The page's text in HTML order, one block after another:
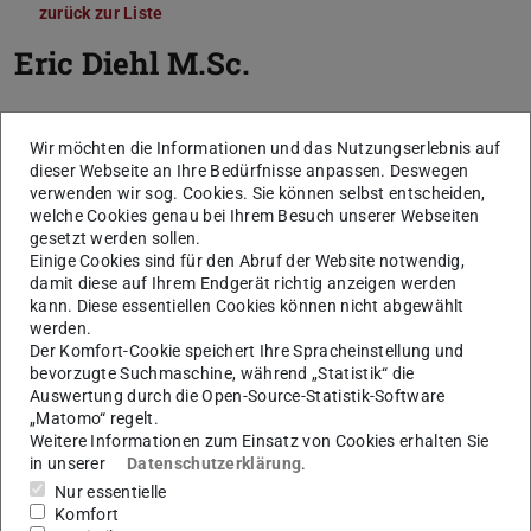
zurück zur Liste
Eric Diehl M.Sc.
Wir möchten die Informationen und das Nutzungserlebnis auf
dieser Webseite an Ihre Bedürfnisse anpassen. Deswegen
verwenden wir sog. Cookies. Sie können selbst entscheiden,
welche Cookies genau bei Ihrem Besuch unserer Webseiten
gesetzt werden sollen.
Einige Cookies sind für den Abruf der Website notwendig,
damit diese auf Ihrem Endgerät richtig anzeigen werden
kann. Diese essentiellen Cookies können nicht abgewählt
werden.
Der Komfort-Cookie speichert Ihre Spracheinstellung und
bevorzugte Suchmaschine, während „Statistik“ die
Auswertung durch die Open-Source-Statistik-Software
„Matomo“ regelt.
Weitere Informationen zum Einsatz von Cookies erhalten Sie
in unserer
Datenschutzerklärung.
Nur essentielle
Komfort